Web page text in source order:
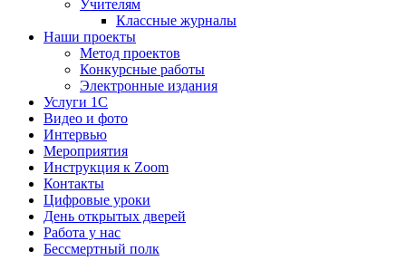
Учителям
Классные журналы
Наши проекты
Метод проектов
Конкурсные работы
Электронные издания
Услуги 1C
Видео и фото
Интервью
Мероприятия
Инструкция к Zoom
Контакты
Цифровые уроки
День открытых дверей
Работа у нас
Бессмертный полк